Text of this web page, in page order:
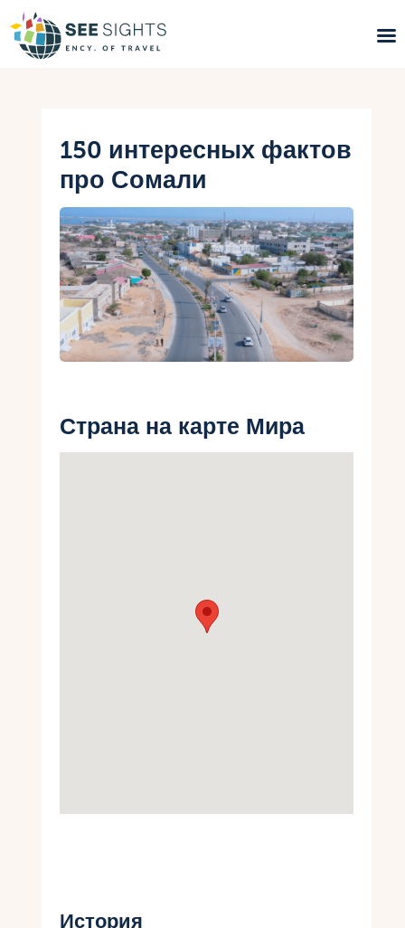
Горящие туры
Типы Туров
Страны
Инфо
Блог
Контакты
Укр
150 интересных фактов
про Сомали
Страна на карте Мира
История